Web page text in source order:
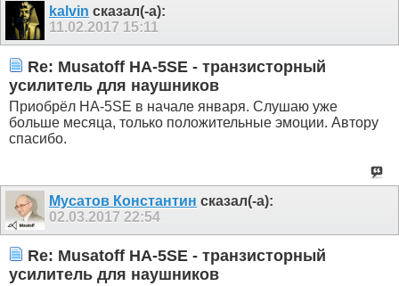
kalvin сказал(-а):
11.02.2017 15:11
Re: Musatoff HA-5SE - транзисторный
усилитель для наушников
Приобрёл HA-5SE в начале января. Слушаю уже
больше месяца, только положительные эмоции. Автору
спасибо.
Мусатов Константин сказал(-а):
02.03.2017 22:54
Re: Musatoff HA-5SE - транзисторный
усилитель для наушников